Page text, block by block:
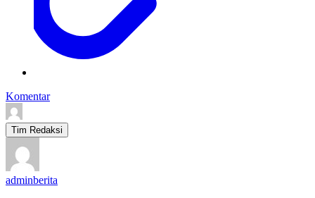
Komentar
Tim Redaksi
adminberita